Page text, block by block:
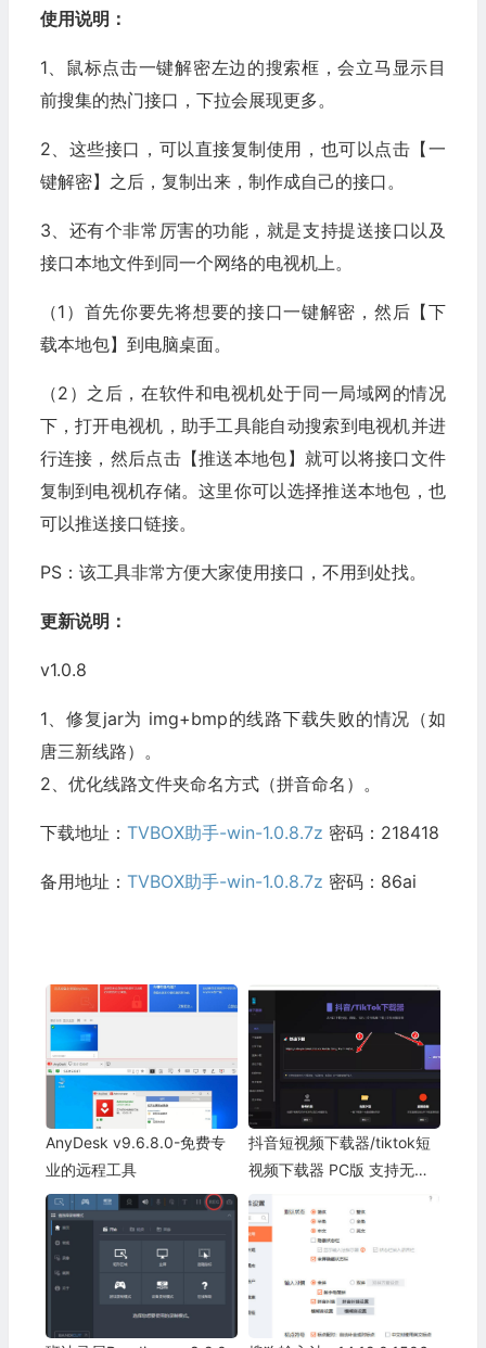
使用说明：
1、鼠标点击一键解密左边的搜索框，会立马显示目
前搜集的热门接口，下拉会展现更多。
2、这些接口，可以直接复制使用，也可以点击【一
键解密】之后，复制出来，制作成自己的接口。
3、还有个非常厉害的功能，就是支持提送接口以及
接口本地文件到同一个网络的电视机上。
（1）首先你要先将想要的接口一键解密，然后【下
载本地包】到电脑桌面。
（2）之后，在软件和电视机处于同一局域网的情况
下，打开电视机，助手工具能自动搜索到电视机并进
行连接，然后点击【推送本地包】就可以将接口文件
复制到电视机存储。这里你可以选择推送本地包，也
可以推送接口链接。
PS：该工具非常方便大家使用接口，不用到处找。
更新说明：
v1.0.8
1、修复jar为 img+bmp的线路下载失败的情况（如
唐三新线路）。
2、优化线路文件夹命名方式（拼音命名）。
下载地址： TVBOX助手-win-1.0.8.7z 密码：218418
备用地址： TVBOX助手-win-1.0.8.7z 密码：86ai
AnyDesk v9.6.8.0-免费专
业的远程工具
抖音短视频下载器/tiktok短
视频下载器 PC版 支持无水
印下载